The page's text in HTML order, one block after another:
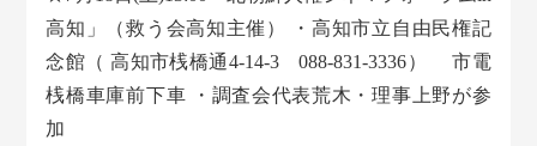
高知」（救う会高知主催） ・高知市立自由民権記
念館（ 高知市桟橋通4-14-3 088-831-3336） 市電
桟橋車庫前下車 ・調査会代表荒木・理事上野が参
加